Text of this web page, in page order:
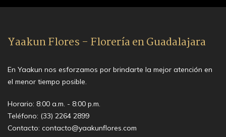
Yaakun Flores - Florería en Guadalajara
En Yaakun nos esforzamos por brindarte la mejor atención en
el menor tiempo posible.
Horario: 8:00 a.m. - 8:00 p.m.
Teléfono: (33) 2264 2899
Contacto: contacto@yaakunflores.com